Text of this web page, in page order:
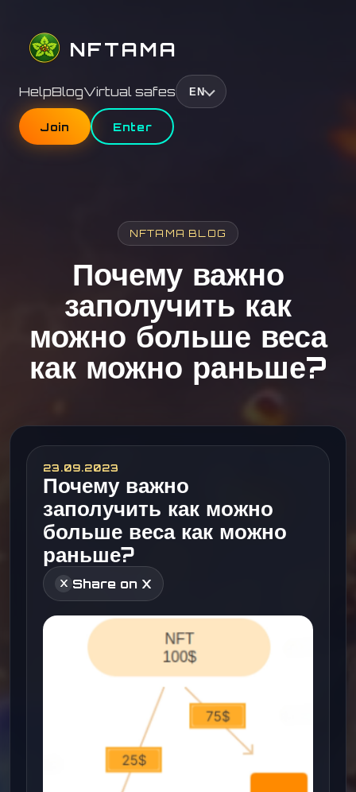
NFTAMA
HelpBlogVirtual safes EN
Join Enter
NFTAMA BLOG
Почему важно
заполучить как
можно больше веса
как можно раньше?
23.09.2023
Почему важно
заполучить как можно
больше веса как можно
раньше?
X Share on X